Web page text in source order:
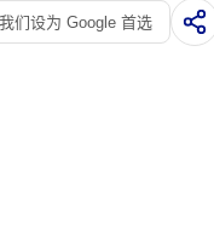
们设为 Google 首选